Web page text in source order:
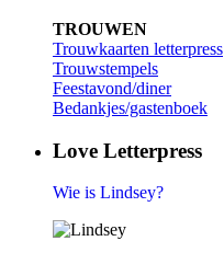
TROUWEN
Trouwkaarten letterpress
Trouwstempels
Feestavond/diner
Bedankjes/gastenboek
Love Letterpress
Wie is Lindsey?